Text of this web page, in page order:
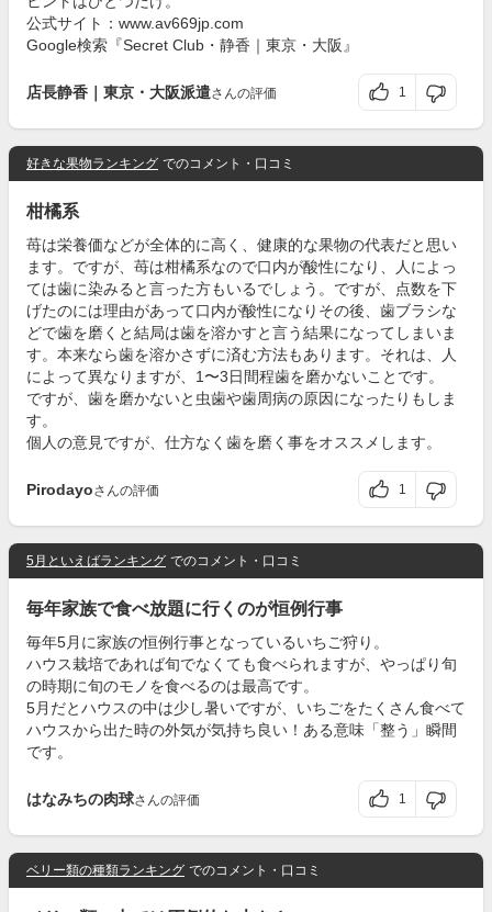
公式サイト：www.av669jp.com
Google検索『Secret Club・静香｜東京・大阪』
店長静香｜東京・大阪派遣さんの評価 1
好きな果物ランキング でのコメント・口コミ
柑橘系
苺は栄養価などが全体的に高く、健康的な果物の代表だと思い
ます。ですが、苺は柑橘系なので口内が酸性になり、人によっ
ては歯に染みると言った方もいるでしょう。ですが、点数を下
げたのには理由があって口内が酸性になりその後、歯ブラシな
どで歯を磨くと結局は歯を溶かすと言う結果になってしまいま
す。本来なら歯を溶かさずに済む方法もあります。それは、人
によって異なりますが、1〜3日間程歯を磨かないことです。
ですが、歯を磨かないと虫歯や歯周病の原因になったりもしま
す。
個人の意見ですが、仕方なく歯を磨く事をオススメします。
Pirodayoさんの評価 1
5月といえばランキング でのコメント・口コミ
毎年家族で食べ放題に行くのが恒例行事
毎年5月に家族の恒例行事となっているいちご狩り。
ハウス栽培であれば旬でなくても食べられますが、やっぱり旬
の時期に旬のモノを食べるのは最高です。
5月だとハウスの中は少し暑いですが、いちごをたくさん食べて
ハウスから出た時の外気が気持ち良い！ある意味「整う」瞬間
です。
はなみちの肉球さんの評価 1
ベリー類の種類ランキング でのコメント・口コミ